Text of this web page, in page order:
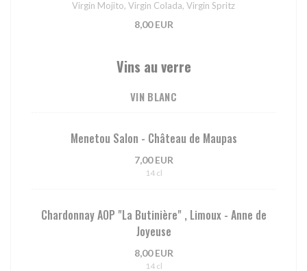
Virgin Mojito, Virgin Colada, Virgin Spritz
8,00 EUR
Vins au verre
VIN BLANC
Menetou Salon - Château de Maupas
7,00 EUR
14 cl
Chardonnay AOP "La Butinière" , Limoux - Anne de
Joyeuse
8,00 EUR
14 cl